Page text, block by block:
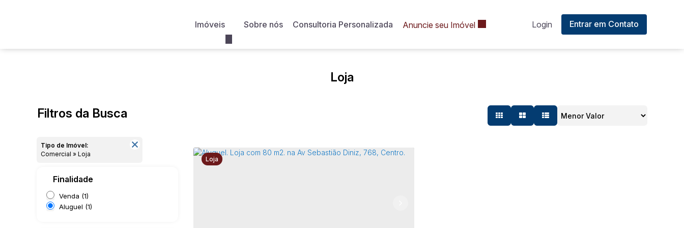
Entrar em Contato
Login
Anuncie seu Imóvel
Consultoria Personalizada
Sobre nós
Imóveis
Loja
Filtros da Busca
Tipo de Imóvel:
Comercial » Loja
Finalidade
Venda (1)
Aluguel (1)
Loja